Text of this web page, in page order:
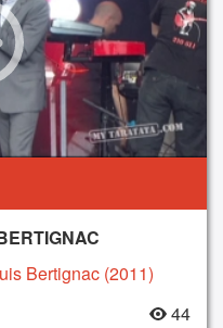
Bertignac (2011)
44